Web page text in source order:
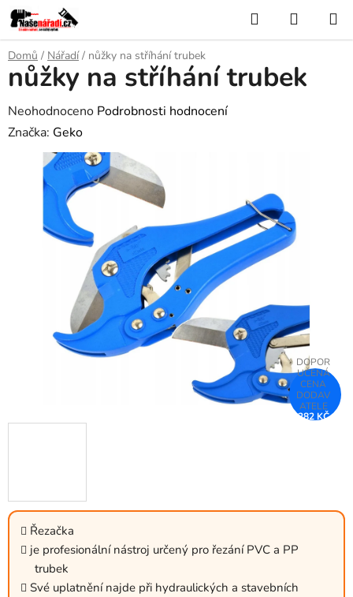
Přejít
na
obsah
Hledat
KOŠÍK
Domů / Nářadí / nůžky na stříhání trubek
Řezačka
je profesionální nástroj určený pro řezání PVC a PP
trubek
Své uplatnění najde při hydraulických a stavebních
nůžky na stříhání trubek
Průměrné
hodnocení
produktu
Neohodnoceno Podrobnosti hodnocení
Značka: Geko
282 KČ